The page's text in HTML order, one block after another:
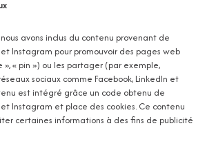
avons inclus du contenu provenant de
et Instagram pour promouvoir des pages web
», « pin ») ou les partager (par exemple,
sociaux comme Facebook, LinkedIn et
est intégré grâce un code obtenu de
et Instagram et place des cookies. Ce contenu
certaines informations à des fins de publicité